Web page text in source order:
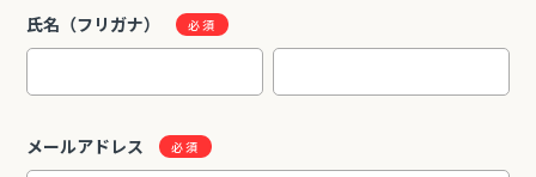
氏名（フリガナ）
メールアドレス